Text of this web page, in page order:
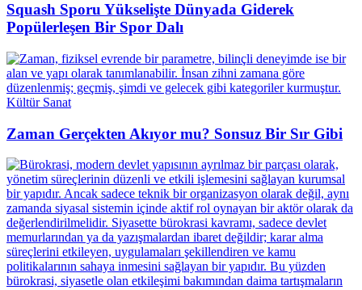
Squash Sporu Yükselişte Dünyada Giderek
Popülerleşen Bir Spor Dalı
Kültür Sanat
Zaman Gerçekten Akıyor mu? Sonsuz Bir Sır Gibi